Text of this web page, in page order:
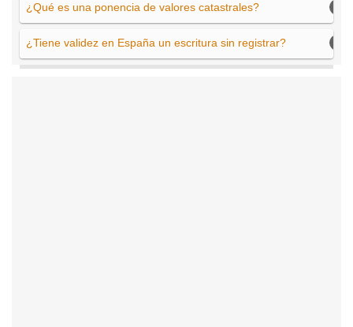
¿Qué es una ponencia de valores catastrales?
¿Tiene validez en España un escritura sin registrar?